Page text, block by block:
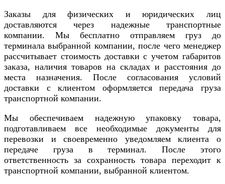
Заказы для физических и юридических лиц
доставляются через надежные транспортные
компании. Мы бесплатно отправляем груз до
терминала выбранной компании, после чего менеджер
рассчитывает стоимость доставки с учетом габаритов
заказа, наличия товаров на складах и расстояния до
места назначения. После согласования условий
доставки с клиентом оформляется передача груза
транспортной компании.
Мы обеспечиваем надежную упаковку товара,
подготавливаем все необходимые документы для
перевозки и своевременно уведомляем клиента о
передаче груза в терминал. После этого
ответственность за сохранность товара переходит к
транспортной компании, выбранной клиентом.